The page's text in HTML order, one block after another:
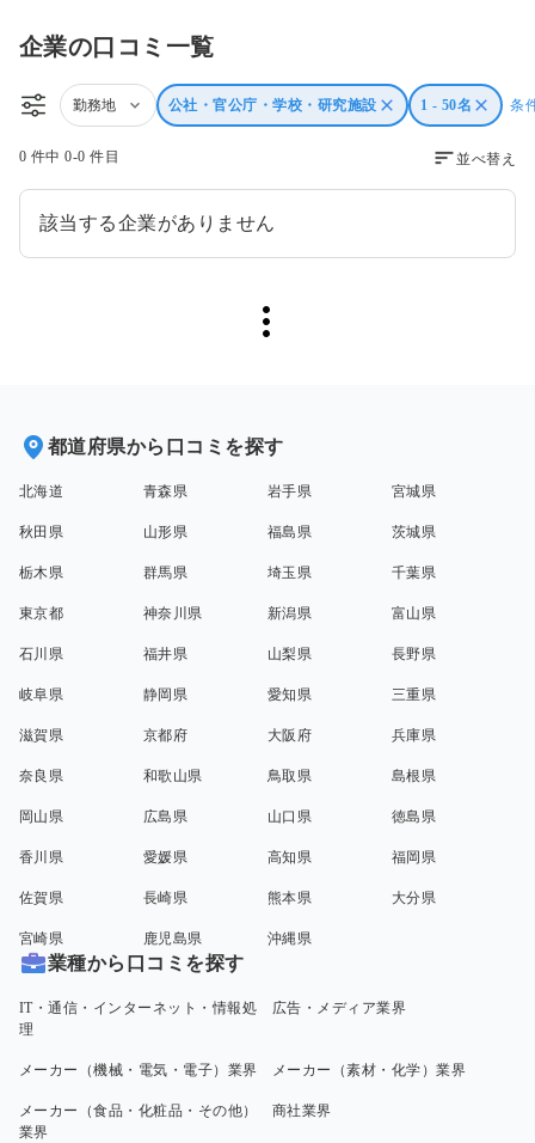
企業の口コミ一覧
勤務地 公社・官公庁・学校・研究施設 1 - 50名 条
0 件中 0-0 件目 並べ替え
該当する企業がありません
都道府県から口コミを探す
北海道 青森県 岩手県 宮城県
秋田県 山形県 福島県 茨城県
栃木県 群馬県 埼玉県 千葉県
東京都 神奈川県 新潟県 富山県
石川県 福井県 山梨県 長野県
岐阜県 静岡県 愛知県 三重県
滋賀県 京都府 大阪府 兵庫県
奈良県 和歌山県 鳥取県 島根県
岡山県 広島県 山口県 徳島県
香川県 愛媛県 高知県 福岡県
佐賀県 長崎県 熊本県 大分県
宮崎県 鹿児島県 沖縄県
業種から口コミを探す
IT・通信・インターネット・情報処
理
広告・メディア業界
メーカー（機械・電気・電子）業界 メーカー（素材・化学）業界
メーカー（食品・化粧品・その他）
業界
商社業界